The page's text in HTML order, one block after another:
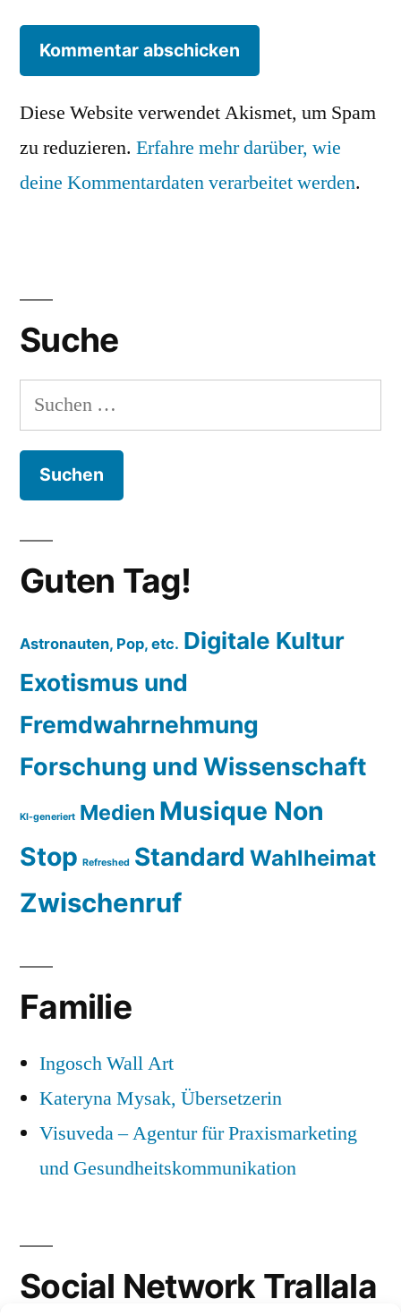
Diese Website verwendet Akismet, um Spam
zu reduzieren. Erfahre mehr darüber, wie
deine Kommentardaten verarbeitet werden.
Suche
Suchen
nach:
Guten Tag!
Astronauten, Pop, etc. Digitale Kultur
Exotismus und
Fremdwahrnehmung
Forschung und Wissenschaft
KI-generiert Medien Musique Non
Stop Refreshed Standard Wahlheimat
Zwischenruf
Familie
Ingosch Wall Art
Kateryna Mysak, Übersetzerin
Visuveda – Agentur für Praxismarketing
und Gesundheitskommunikation
Social Network Trallala